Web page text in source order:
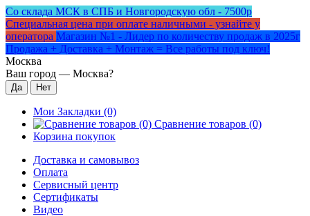
Со склада МСК в СПБ и Новгородскую обл - 7500р
Специальная цена при оплате наличными - узнайте у
оператора Магазин №1 - Лидер по количеству продаж в 2025г
Продажа + Доставка + Монтаж = Все работы под ключ!
Москва
Ваш город — Москва?
Мои Закладки (0)
Сравнение товаров (0)
Корзина покупок
Доставка и самовывоз
Оплата
Сервисный центр
Сертификаты
Видео